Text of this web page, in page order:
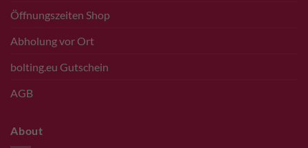
Öffnungszeiten Shop
Abholung vor Ort
bolting.eu Gutschein
AGB
About